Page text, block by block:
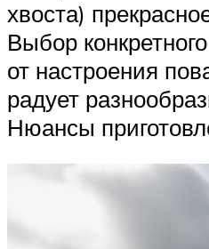
хвоста)
Выбор
от настроения
радует
Нюансы